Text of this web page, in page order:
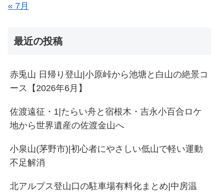
« 7月
最近の投稿
赤兎山 日帰り登山|小原峠から池塘と白山の絶景コ
ース【2026年6月】
佐渡遠征・1|たらい舟と宿根木・吉永小百合ロケ
地から世界遺産の佐渡金山へ
小泉山(茅野市)|初心者にやさしい低山で軽い運動
不足解消
北アルプス登山口の駐車場有料化まとめ|中房温